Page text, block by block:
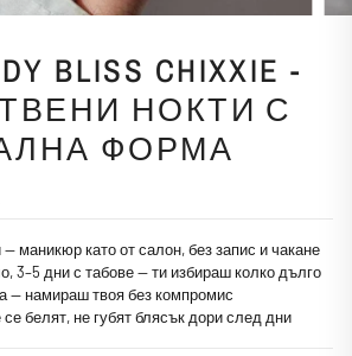
BLISS CHIXXIE -
НОКТИ С
ФОРМА
маникюр като от салон, без запис и чакане
3–5 дни с табове — ти избираш колко дълго
— намираш твоя без компромис
белят, не губят блясък дори след дни